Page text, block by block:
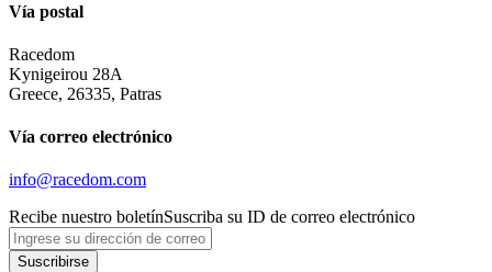
Vía postal
Racedom
Kynigeirou 28A
Greece, 26335, Patras
Vía correo electrónico
info@racedom.com
Recibe nuestro boletínSuscriba su ID de correo electrónico
Suscribirse